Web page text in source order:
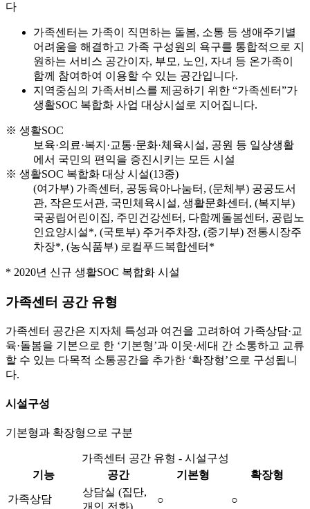
다
가족센터는 가족이 직면하는 돌봄, 소통 등 생애주기별
어려움을 해결하고 가족 구성원의 욕구를 통합적으로 지
원하는 서비스 공간이자, 부모, 노인, 자녀 등 온가족이
함께 참여하여 이용할 수 있는 공간입니다.
지역중심의 가족서비스를 제공하기 위한 “가족센터”가
생활SOC 복합화 사업 대상시설로 지어집니다.
※ 생활SOC
보육·의료·복지·교통·문화·체육시설, 공원 등 일상생활
에서 국민의 편익을 증진시키는 모든 시설
※ 생활SOC 복합화 대상 시설(13종)
(여가부) 가족센터, 공동육아나눔터, (문체부) 공공도서
관, 작은도서관, 국민체육시설, 생활문화센터, (복지부)
국공립어린이집, 주민건강센터, 다함께돌봄센터, 공립노
인요양시설*, (국토부) 주거주차장, (중기부) 전통시장주
차장*, (농식품부) 로컬푸드복합센터 *
* 2020년 신규 생활SOC 복합화 시설
가족센터 공간 유형
가족센터 공간은 지자체 특성과 여건을 고려하여 가족상담·교
육·돌봄을 기본으로 한 ‘기본형’과 이웃·세대 간 소통하고 교류
할 수 있는 다목적 소통공간을 추가한 ‘확장형’으로 구성됩니
다.
시설구성
기본형과 확장형으로 구분
가족센터 공간 유형 - 시설구성
기능
공간 기본형 확장형
가족상담
상담실 (집단,
개인 전화)
○ ○